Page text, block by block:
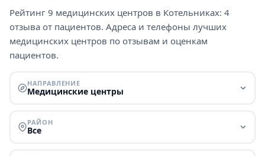
Рейтинг 9 медицинских центров в Котельниках: 4
отзыва от пациентов. Адреса и телефоны лучших
медицинских центров по отзывам и оценкам
пациентов.
НАПРАВЛЕНИЕ
Медицинские центры
РАЙОН
Все